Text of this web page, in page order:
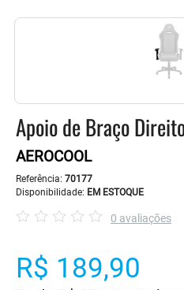
Apoio de Braço
AEROCOOL
Referência: 70177
Disponibilidade: EM ESTOQUE
0 avaliações
R$ 189,90